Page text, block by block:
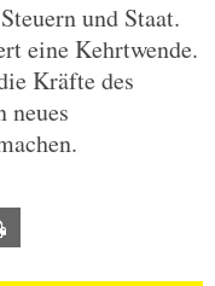
und Staat.
eine Kehrtwende.
Kräfte des
neues